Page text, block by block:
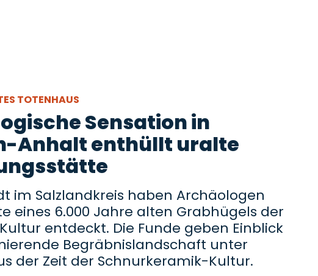
TOTENHAUS
Sensation in
Anhalt enthüllt uralte
im Salzlandkreis haben Archäologen
eines 6.000 Jahre alten Grabhügels der
entdeckt. Die Funde geben Einblick
Begräbnislandschaft unter
der Zeit der Schnurkeramik-Kultur.